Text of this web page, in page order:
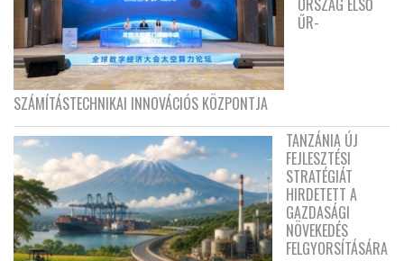
ORSZÁG ELSŐ
ŰR-
SZÁMÍTÁSTECHNIKAI INNOVÁCIÓS KÖZPONTJA
TANZÁNIA ÚJ
FEJLESZTÉSI
STRATÉGIÁT
HIRDETETT A
GAZDASÁGI
NÖVEKEDÉS
FELGYORSÍTÁSÁRA